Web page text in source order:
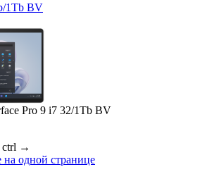
1Tb BV
Pro 9 i7 32/1Tb BV
ctrl →
на одной странице